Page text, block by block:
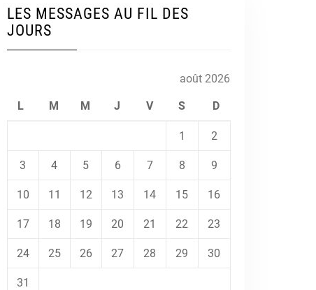
LES MESSAGES AU FIL DES
JOURS
août 2026
L M M J V S D
1 2
3 4 5 6 7 8 9
10 11 12 13 14 15 16
17 18 19 20 21 22 23
24 25 26 27 28 29 30
31